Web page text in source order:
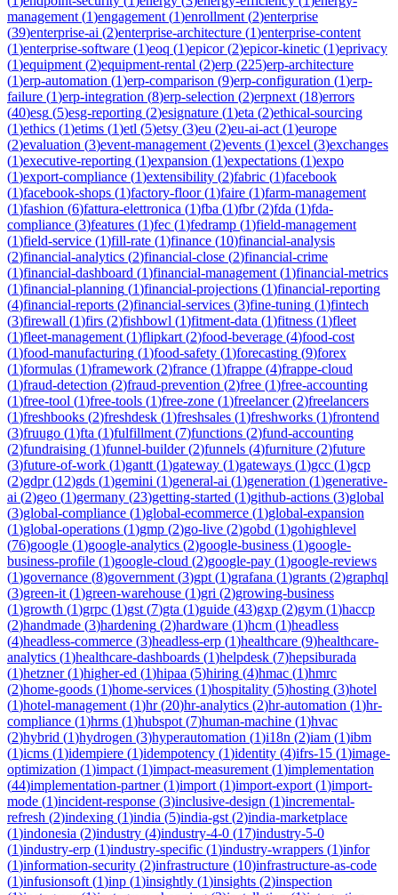
management (1)engagement (1)enrollment (2)enterprise
(39)enterprise-ai (2)enterprise-architecture (1)enterprise-content
(1)enterprise-software (1)eoq (1)epicor(2)epicor-kinetic (1)eprivacy
(1)equipment (2)equipment-rental (2)erp (225)erp-architecture
(1)erp-automation (1)erp-comparison (9)erp-configuration (1)erp-
failure (1)erp-integration (8)erp-selection (2)erpnext (18)errors
(40)esg (5)esg-reporting (2)esignature (1)eta (2)ethical-sourcing
(1)ethics (1)etims (1)etl (5)etsy (3)eu (2)eu-ai-act (1)europe
(2)evaluation (3)event-management (2)events (1)excel (3)exchanges
(1)executive-reporting (1)expansion (1)expectations (1)expo
(1)export-compliance (1)extensibility (2)fabric (1)facebook
(1)facebook-shops (1)factory-floor(1)faire (1)farm-management
(1)fashion (6)fattura-elettronica (1)fba (1)fbr(2)fda (1)fda-
compliance (3)features (1)fec (1)fedramp (1)field-management
(1)field-service (1)fill-rate (1)finance (10)financial-analysis
(2)financial-analytics (2)financial-close (2)financial-crime
(1)financial-dashboard (1)financial-management (1)financial-metrics
(1)financial-planning (1)financial-projections (1)financial-reporting
(4)financial-reports (2)financial-services (3)fine-tuning (1)fintech
(3)firewall (1)firs (2)fishbowl (1)fitment-data (1)fitness (1)fleet
(1)fleet-management (1)flipkart (2)food-beverage (4)food-cost
(1)food-manufacturing (1)food-safety (1)forecasting (9)forex
(1)formulas (1)framework (2)france (1)frappe (4)frappe-cloud
(1)fraud-detection (2)fraud-prevention (2)free (1)free-accounting
(1)free-tool (1)free-tools (1)free-zone (1)freelancer(2)freelancers
(1)freshbooks (2)freshdesk (1)freshsales (1)freshworks (1)frontend
(3)fruugo (1)fta (1)fulfillment (7)functions (2)fund-accounting
(2)fundraising (1)funnel-builder(2)funnels (4)furniture (2)future
(3)future-of-work (1)gantt (1)gateway (1)gateways (1)gcc (1)gcp
(2)gdpr(12)gds (1)gemini (1)general-ai (1)generation (1)generative-
ai (2)geo (1)germany (23)getting-started (1)github-actions (3)global
(3)global-compliance (1)global-ecommerce (1)global-expansion
(1)global-operations (1)gmp (2)go-live (2)gobd (1)gohighlevel
(76)google (1)google-analytics (2)google-business (1)google-
business-profile (1)google-cloud (2)google-pay (1)google-reviews
(1)governance (8)government (3)gpt (1)grafana (1)grants (2)graphql
(3)green-it (1)green-warehouse (1)gri (2)growing-business
(1)growth (1)grpc (1)gst (7)gta (1)guide (43)gxp (2)gym (1)haccp
(2)handmade (3)hardening (2)hardware (1)hcm (1)headless
(4)headless-commerce (3)headless-erp (1)healthcare (9)healthcare-
analytics (1)healthcare-dashboards (1)helpdesk (7)hepsiburada
(1)hetzner(1)higher-ed (1)hipaa (5)hiring (4)hmac (1)hmrc
(2)home-goods (1)home-services (1)hospitality (5)hosting (3)hotel
(1)hotel-management (1)hr(20)hr-analytics (2)hr-automation (1)hr-
compliance (1)hrms (1)hubspot (7)human-machine (1)hvac
(2)hybrid (1)hydrogen (3)hyperautomation (1)i18n (2)iam (1)ibm
(1)icms (1)idempiere (1)idempotency (1)identity (4)ifrs-15 (1)image-
optimization (1)impact (1)impact-measurement (1)implementation
(44)implementation-partner(1)import (1)import-export (1)import-
mode (1)incident-response (3)inclusive-design (1)incremental-
refresh (2)indexing (1)india (5)india-gst (2)india-marketplace
(1)indonesia (2)industry (4)industry-4-0 (17)industry-5-0
(1)industry-erp (1)industry-specific (1)industry-wrappers (1)infor
(1)information-security (2)infrastructure (10)infrastructure-as-code
(1)infusionsoft (1)inp (1)insightly (1)insights (2)inspection